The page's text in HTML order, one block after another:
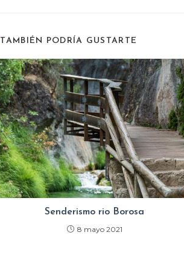
TAMBIÉN PODRÍA GUSTARTE
Senderismo rio Borosa
8 mayo 2021